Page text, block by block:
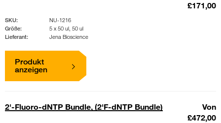
£171,00
SKU:
NU-1216
Größe:
5 x 50 ul, 50 ul
Lieferant:
Jena Bioscience
Produkt
anzeigen
2'-Fluoro-dNTP Bundle, (2'F-dNTP Bundle)
Von
£472,00